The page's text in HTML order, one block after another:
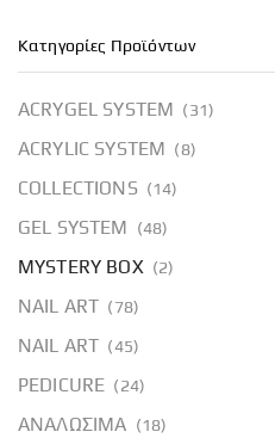
Κατηγορίες Προϊόντων
ACRYGEL SYSTEM (31)
ACRYLIC SYSTEM (8)
COLLECTIONS (14)
GEL SYSTEM (48)
MYSTERY BOX (2)
NAIL ART (78)
NAIL ART (45)
PEDICURE (24)
ΑΝΑΛΩΣΙΜΑ (18)